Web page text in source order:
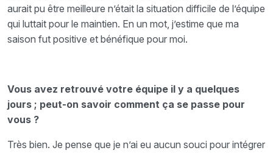
aurait pu être meilleure n’était la situation difficile de l’équipe
qui luttait pour le maintien. En un mot, j’estime que ma
saison fut positive et bénéfique pour moi.
Vous avez retrouvé votre équipe il y a quelques
jours ; peut-on savoir comment ça se passe pour
vous ?
Très bien. Je pense que je n’ai eu aucun souci pour intégrer